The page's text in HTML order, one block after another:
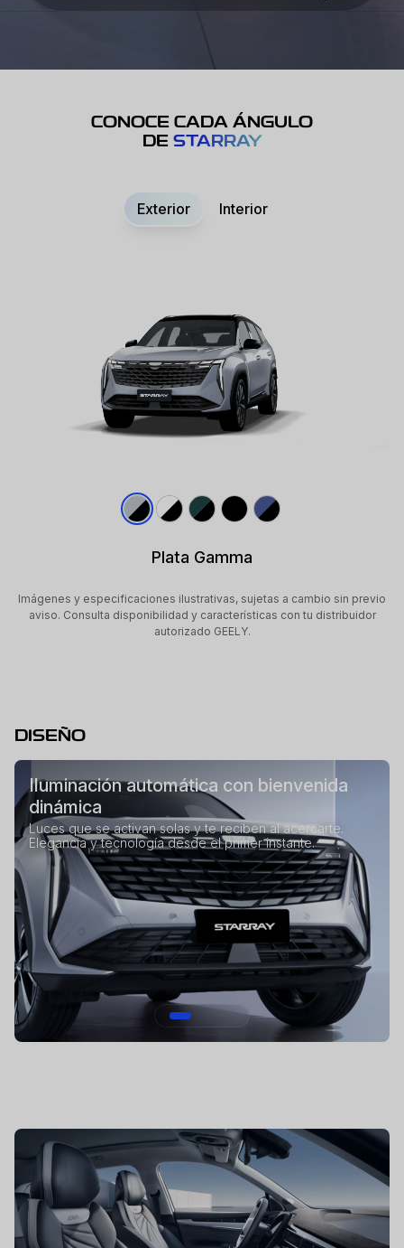
CONOCE CADA ÁNGULO
DE STARRAY
Exterior Interior
Plata Gamma
Imágenes y especificaciones ilustrativas, sujetas a cambio sin previo
aviso. Consulta disponibilidad y características con tu distribuidor
autorizado GEELY.
DISEÑO
Iluminación automática con bienvenida
dinámica
Luces que se activan solas y te reciben al acercarte.
Elegancia y tecnología desde el primer instante.